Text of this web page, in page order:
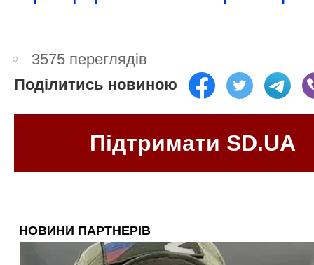
3575 переглядів
Поділитись новиною
Підтримати SD.UA